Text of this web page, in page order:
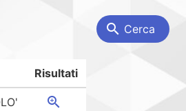
search Cerca
Risultati
zoom_in